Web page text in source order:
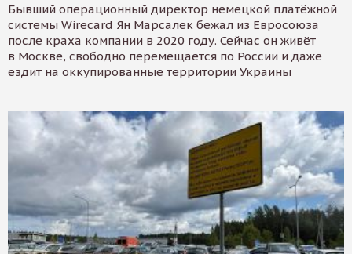
Бывший операционный директор немецкой платёжной
системы Wirecard Ян Марсалек бежал из Евросоюза
после краха компании в 2020 году. Сейчас он живёт
в Москве, свободно перемещается по России и даже
ездит на оккупированные территории Украины